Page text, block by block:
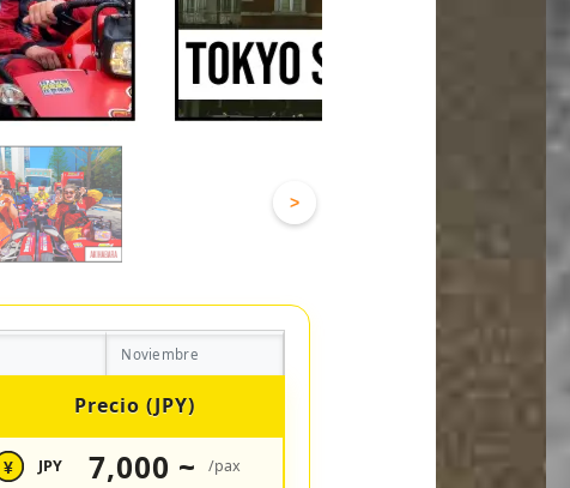
>
Noviembre
Precio (JPY)
¥ JPY 7,000 ~ /pax